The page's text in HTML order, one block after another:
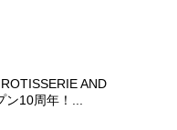
AND
10周年！...